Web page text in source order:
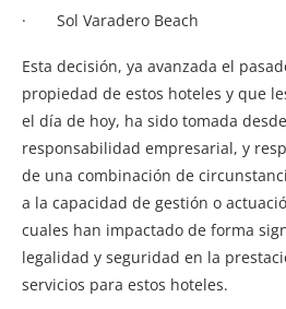
· Sol Varadero Beach
Esta decisión, ya avanzada el
propiedad de estos hoteles y que
el día de hoy, ha sido tomada
responsabilidad empresarial, y
de una combinación de
a la capacidad de gestión o
cuales han impactado de forma
legalidad y seguridad en la
servicios para estos hoteles.